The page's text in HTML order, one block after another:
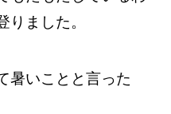
りました。
暑いことと言った